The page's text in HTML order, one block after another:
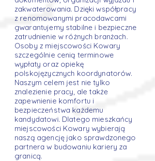
zakwaterowania. Dzięki współpracy
z renomowanymi pracodawcami
gwarantujemy stabilne i bezpieczne
zatrudnienie w różnych branżach.
Osoby z miejscowości Kowary
szczególnie cenią terminowe
wypłaty oraz opiekę
polskojęzycznych koordynatorów.
Naszym celem jest nie tylko
znalezienie pracy, ale także
zapewnienie komfortu i
bezpieczeństwa każdemu
kandydatowi. Dlatego mieszkańcy
miejscowości Kowary wybierają
naszą agencję jako sprawdzonego
partnera w budowaniu kariery za
granicą.